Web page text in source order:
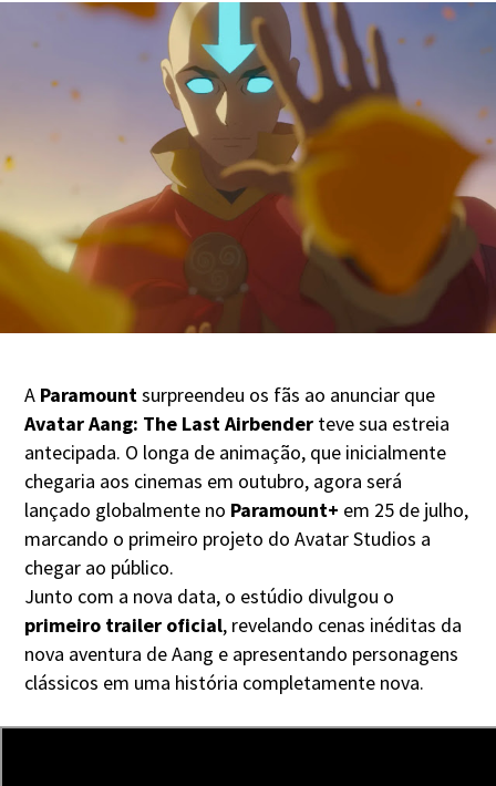
A Paramountsurpreendeu os fãs ao anunciar que
Avatar Aang: The Last Airbender teve sua estreia
antecipada. O longa de animação, que inicialmente
chegaria aos cinemas em outubro, agora será
lançado globalmente no Paramount+ em 25 de julho,
marcando o primeiro projeto do Avatar Studios a
chegar ao público.
Junto com a nova data, o estúdio divulgou o
primeiro trailer oficial, revelando cenas inéditas da
nova aventura de Aang e apresentando personagens
clássicos em uma história completamente nova.